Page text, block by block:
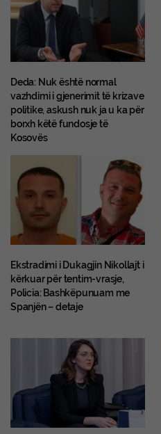
Deda: Nuk është normal
vazhdimi i gjenerimit të krizave
politike, askush nuk ja u ka për
borxh këtë fundosje të
Kosovës
Ekstradimi i Dukagjin Nikollajt i
kërkuar për tentim-vrasje,
Policia: Bashkëpunuam me
Spanjën – detaje